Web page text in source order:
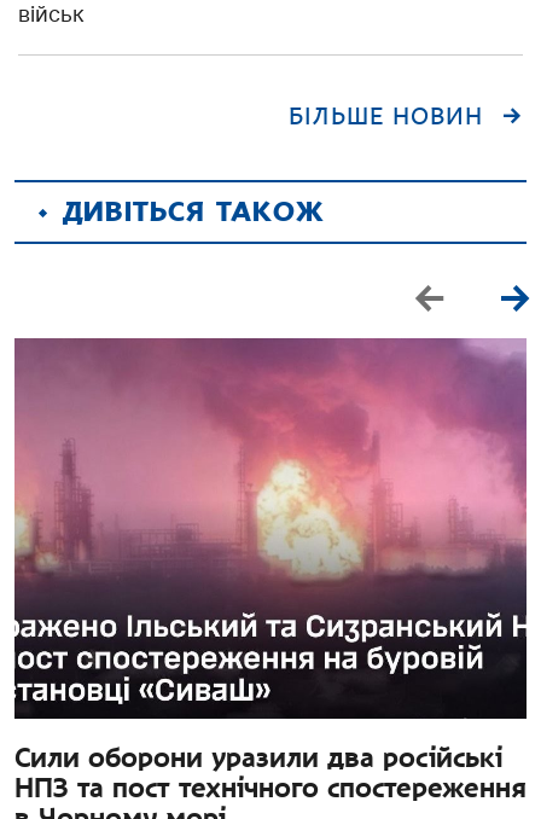
військ
БІЛЬШЕ НОВИН
ДИВІТЬСЯ ТАКОЖ
Сили оборони уразили два російські
НПЗ та пост технічного спостереження